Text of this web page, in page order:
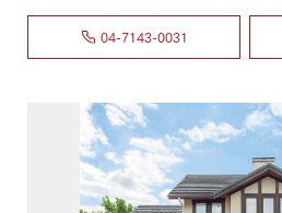
04-7143-0031